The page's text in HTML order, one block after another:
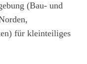
(Bau- und
für kleinteiliges